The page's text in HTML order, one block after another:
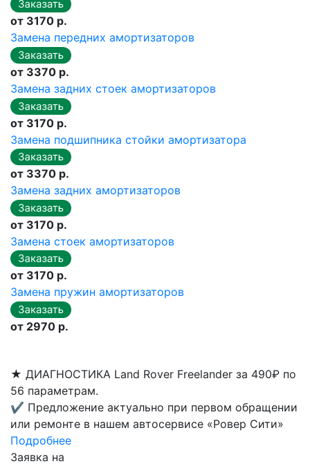
от 3170 р.
Замена передних амортизаторов
от 3370 р.
Замена задних стоек амортизаторов
от 3170 р.
Замена подшипника стойки амортизатора
от 3370 р.
Замена задних амортизаторов
от 3170 р.
Замена стоек амортизаторов
от 3170 р.
Замена пружин амортизаторов
от 2970 р.
★ ДИАГНОСТИКА Land Rover Freelander за 490₽ по
56 параметрам.
✔ Предложение актуально при первом обращении
или ремонте в нашем автосервисе «Ровер Сити»
Подробнее
Заявка на